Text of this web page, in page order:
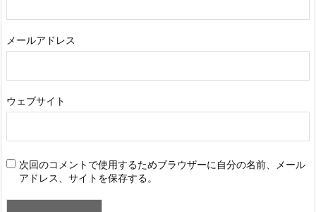
メールアドレス
ウェブサイト
次回のコメントで使用するためブラウザーに自分の名前、メール
アドレス、サイトを保存する。